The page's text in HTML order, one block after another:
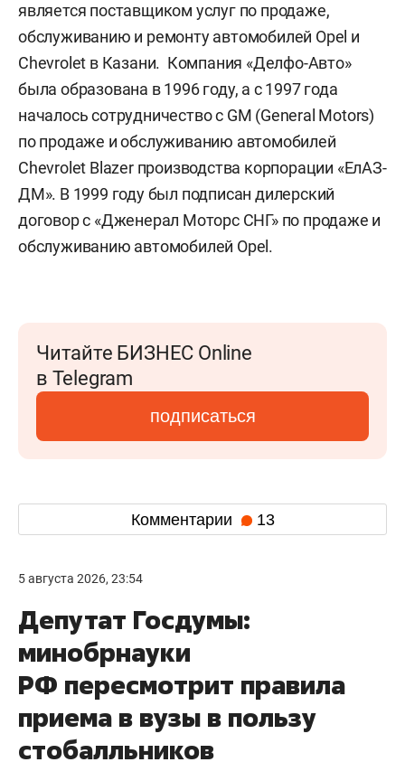
является поставщиком услуг по продаже,
обслуживанию и ремонту автомобилей Opel и
Chevrolet в Казани. Компания «Делфо-Авто»
была образована в 1996 году, а с 1997 года
началось сотрудничество с GM (General Motors)
по продаже и обслуживанию автомобилей
Chevrolet Blazer производства корпорации «ЕлАЗ-
ДМ». В 1999 году был подписан дилерский
договор с «Дженерал Моторс СНГ» по продаже и
обслуживанию автомобилей Opel.
Читайте БИЗНЕС Online
в Telegram
подписаться
Комментарии 13
5 августа 2026, 23:54
Депутат Госдумы:
минобрнауки
РФ пересмотрит правила
приема в вузы в пользу
стобалльников